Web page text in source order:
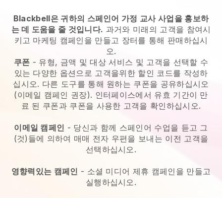
Blackbell은 귀하의 스페인어 가정 교사 사업을 홍보하
는 데 도움을 줄 것입니다. 과거와 미래의 고객을 참여시
키고 마케팅 캠페인을 만들고 장터를 통해 판매하십시
오.
쿠폰 - 유형, 금액 및 대상 서비스 및 고객을 선택할 수
있는 다양한 옵션으로 고객을위한 할인 코드를 작성하
십시오. 다른 도구를 통해 원하는 쿠폰을 공유하십시오
(이메일 캠페인 권장). 인터페이스에서 유효 기간이 만
료 된 쿠폰과 쿠폰을 사용한 고객을 확인하십시오.
이메일 캠페인 - 당신과 함께 스페인어 수업을 듣고 그
(것)들에 의하여 매매 전자 우편을 보내는 이전 고객을
선택하십시오.
영향력있는 캠페인 - 소셜 미디어 제휴 캠페인을 만들고
실행하십시오.